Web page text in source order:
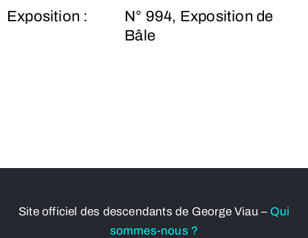
Exposition :
N° 994, Exposition de
Bâle
Site officiel des descendants de George Viau – Qui
sommes-nous ?